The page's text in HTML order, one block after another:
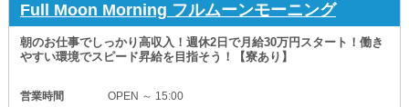
Full Moon Morning フルムーンモーニング
朝のお仕事でしっかり高収入！週休2日で月給30万円スタート！働き
やすい環境でスピード昇給を目指そう！【寮あり】
営業時間
OPEN ～ 15:00